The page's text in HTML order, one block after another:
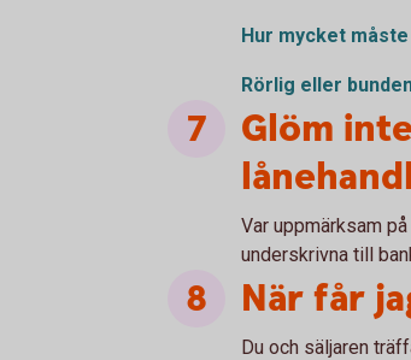
Hur mycket
Rörlig eller
Glöm
Var uppmärksam
underskrivna till
När får
Du och säljaren